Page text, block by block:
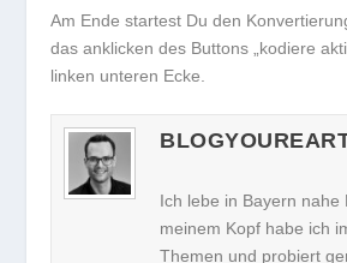
Am Ende startest Du den
das anklicken des Buttons „kodiere
linken unteren Ecke.
Ich lebe in Bayern nahe
meinem Kopf habe ich
Themen und probiert